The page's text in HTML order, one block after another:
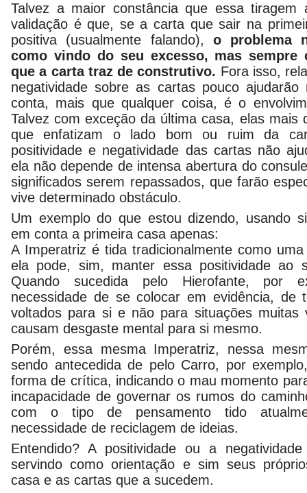
Talvez a maior constância que essa tiragem
validação é que, se a carta que sair na
positiva (usualmente falando), o problema
como vindo do seu excesso, mas sempre
que a carta traz de construtivo. Fora isso,
negatividade sobre as cartas pouco
conta, mais que qualquer coisa, é o
Talvez com exceção da última casa, elas mais
que enfatizam o lado bom ou ruim da
positividade e negatividade das cartas não
ela não depende de intensa abertura do
significados serem repassados, que farão
vive determinado obstáculo.
Um exemplo do que estou dizendo, usando
em conta a primeira casa apenas:
A Imperatriz é tida tradicionalmente como
ela pode, sim, manter essa positividade ao
Quando sucedida pelo Hierofante, por
necessidade de se colocar em evidência, de
voltados para si e não para situações muitas
causam desgaste mental para si mesmo.
Porém, essa mesma Imperatriz, nessa
sendo antecedida de pelo Carro, por
forma de crítica, indicando o mau momento
incapacidade de governar os rumos do
com o tipo de pensamento tido
necessidade de reciclagem de ideias.
Entendido? A positividade ou a
servindo como orientação e sim seus
casa e as cartas que a sucedem.